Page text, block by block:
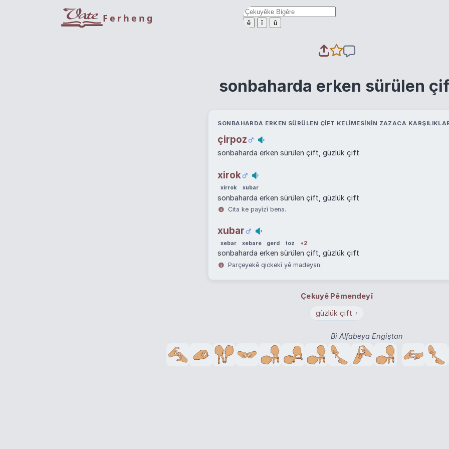
Ferheng ê î û
sonbaharda erken sürülen
SONBAHARDA ERKEN SÜRÜLEN ÇIFT KELIMESININ ZAZACA
çirpoz
sonbaharda erken sürülen çift, güzlük çift
xirok
xirrok xubar
sonbaharda erken sürülen çift, güzlük çift
Cita ke payîzî bena.
xubar
xebar xebare gerd toz +2
sonbaharda erken sürülen çift, güzlük çift
Parçeyekê qickekî yê madeyan.
Çekuyê Pêmendeyî
güzlük çift ›
Bi Alfabeya Engiştan